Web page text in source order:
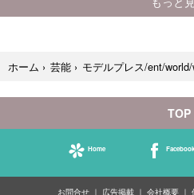
ホーム › 芸能 › モデルプレス/ent/
TOP
Home Facebook
お問合せ 広告掲載 会社概要